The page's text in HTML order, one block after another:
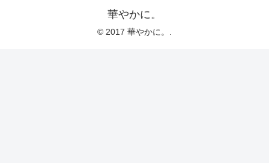
華やかに。
© 2017 華やかに。.